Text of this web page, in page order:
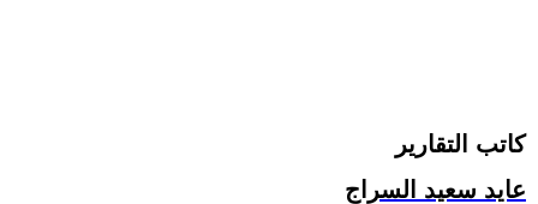
كاتب التقارير
عايد سعيد السراج